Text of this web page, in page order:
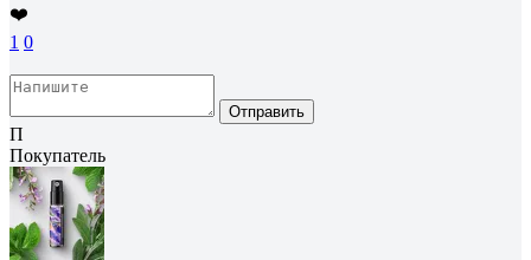
❤️
1 0
Отправить
П
Покупатель